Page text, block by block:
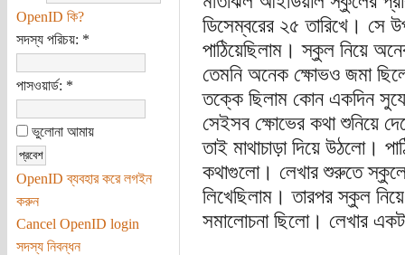
OpenID কি?
সদস্য পরিচয়: *
পাসওয়ার্ড: *
ভুলোনা আমায়
OpenID ব্যবহার করে লগইন
করুন
Cancel OpenID login
সদস্য নিবন্ধন
ডিসেম্বরের ২৫ তারিখে। সে
পাঠিয়েছিলাম। স্কুল নিয়ে
তেমনি অনেক ক্ষোভও জমা
তক্কে ছিলাম কোন একদিন
সেইসব ক্ষোভের কথা শুনিয়ে
তাই মাথাচাড়া দিয়ে উঠলো।
কথাগুলো। লেখার শুরুতে
লিখেছিলাম। তারপর স্কুল
সমালোচনা ছিলো। লেখার